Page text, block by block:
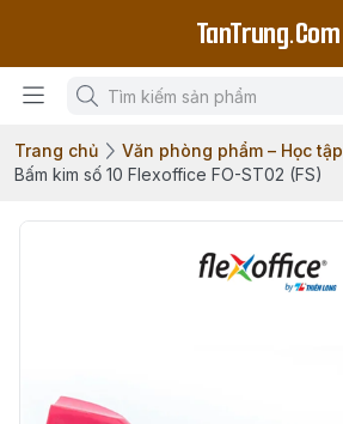
TanTrung.Com
Trang chủ Văn phòng phẩm – Học tập
Bấm kim số 10 Flexoffice FO-ST02 (FS)